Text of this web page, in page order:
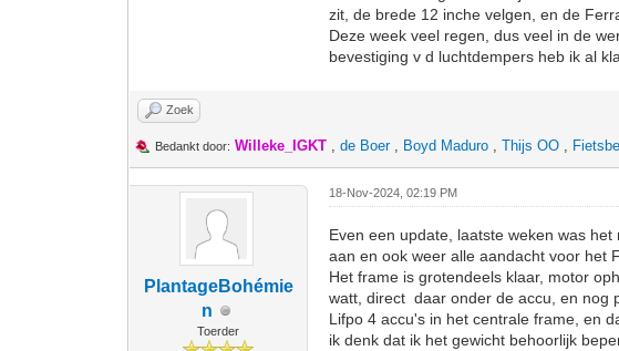
zit, de brede 12 inche velgen, en de
Deze week veel regen, dus veel in de
bevestiging v d luchtdempers heb ik al
Zoek
Bedankt door: Willeke_IGKT ,de Boer, Boyd Maduro ,Thijs OO ,
PlantageBohémie
n
Toerder
18-Nov-2024, 02:19 PM
Even een update, laatste weken was
aan en ook weer alle aandacht voor het
Het frame is grotendeels klaar, motor
watt, direct daar onder de accu, en nog
Lifpo 4 accu's in het centrale frame, en
ik denk dat ik het gewicht behoorlijk